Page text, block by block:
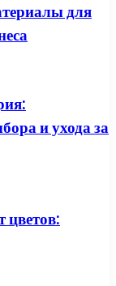
для
и ухода за
цветов: